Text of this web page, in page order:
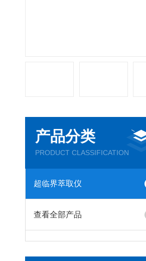
产品分类
PRODUCT CLASSIFICATION
超临界萃取仪
查看全部产品